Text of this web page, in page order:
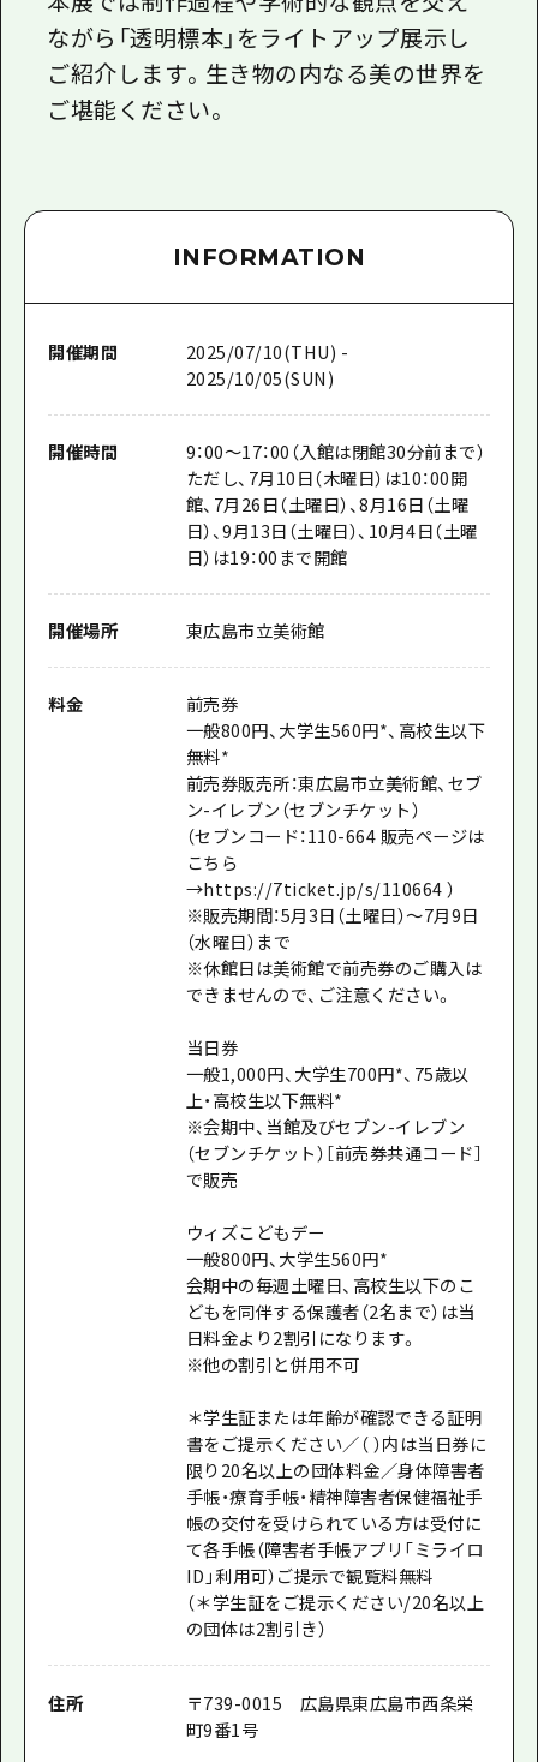
ながら「透明標本」をライトアップ展示し
ご紹介します。生き物の内なる美の世界を
ご堪能ください。
INFORMATION
開催期間
2025/07/10(THU) -
2025/10/05(SUN)
開催時間
9：00～17：00（入館は閉館30分前まで）
ただし、7月10日（木曜日）は10：00開
館、7月26日（土曜日）、8月16日（土曜
日）、9月13日（土曜日）、10月4日（土曜
日）は19：00まで開館
開催場所 東広島市立美術館
料金
前売券
一般800円、大学生560円*、高校生以下
無料*
前売券販売所：東広島市立美術館、セブ
ン-イレブン（セブンチケット）
（セブンコード：110-664 販売ページは
こちら
→https://7ticket.jp/s/110664 ）
※販売期間：5月3日（土曜日）～7月9日
（水曜日）まで
※休館日は美術館で前売券のご購入は
できませんので、ご注意ください。
当日券
一般1,000円、大学生700円*、75歳以
上・高校生以下無料*
※会期中、当館及びセブン-イレブン
（セブンチケット）［前売券共通コード］
で販売
ウィズこどもデー
一般800円、大学生560円*
会期中の毎週土曜日、高校生以下のこ
どもを同伴する保護者（2名まで）は当
日料金より2割引になります。
※他の割引と併用不可
＊学生証または年齢が確認できる証明
書をご提示ください／（ ）内は当日券に
限り20名以上の団体料金／身体障害者
手帳・療育手帳・精神障害者保健福祉手
帳の交付を受けられている方は受付に
て各手帳（障害者手帳アプリ「ミライロ
ID」利用可）ご提示で観覧料無料
（＊学生証をご提示ください/20名以上
の団体は2割引き）
住所
〒739-0015 広島県東広島市西条栄
町9番1号